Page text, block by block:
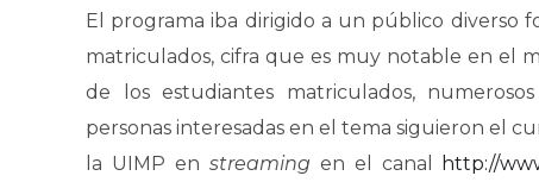
El programa iba dirigido a un público diverso
matriculados, cifra que es muy notable en el
de los estudiantes matriculados,
personas interesadas en el tema siguieron el
la UIMP en streaming en el canal http://